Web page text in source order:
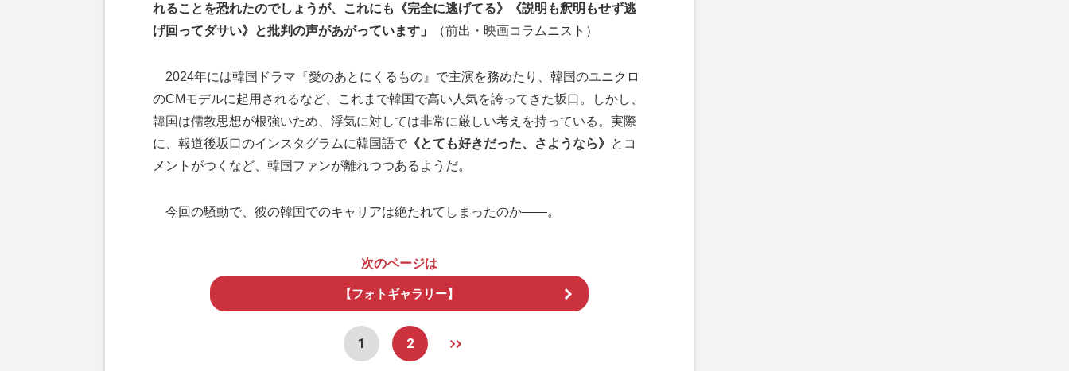
れることを恐れたのでしょうが、これにも《完全に逃げてる》《説明も釈明もせず逃
げ回ってダサい》と批判の声があがっています」
（前出・映画コラムニスト）
2024年には韓国ドラマ『愛のあとにくるもの』で主演を務めたり、韓国のユニクロ
のCMモデルに起用されるなど、これまで韓国で高い人気を誇ってきた坂口。しかし、
韓国は儒教思想が根強いため、浮気に対しては非常に厳しい考えを持っている。実際
に、報道後坂口のインスタグラムに韓国語で 《とても好きだった、さようなら》 とコ
メントがつくなど、韓国ファンが離れつつあるようだ。
今回の騒動で、彼の韓国でのキャリアは絶たれてしまったのか――。
次のページは
【フォトギャラリー】
1 2